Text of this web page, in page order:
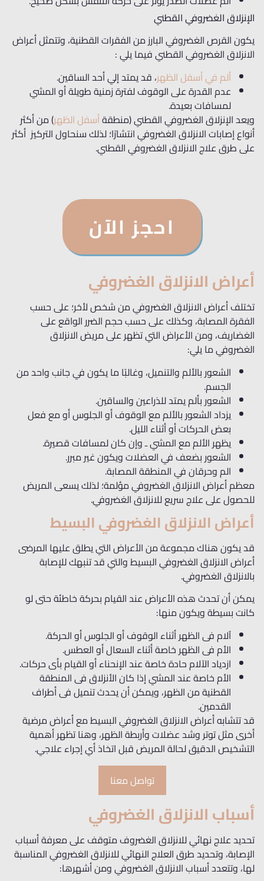
الإنزلاق الغضروفي القطني
يكون القرص الغضروفي البارز من الفقرات القطنية، وتتمثل أعراض
الانزلاق الغضروفي القطني فيما يلي :
ألم في أسفل الظهر، قد يمتد إلي أحد الساقين.
عدم القدرة على الوقوف لفترة زمنية طويلة أو المشي
لمسافات بعيدة.
ويعد الإنزلاق الغضروفي القطني (منطقةأسفل الظهر) من أكثر
أنواع إصابات الانزلاق الغضروفي انتشارًا؛ لذلك سنحاول التركيز أكثر
على طرق علاج الانزلاق الغضروفي القطني.
احجز الآن
أعراض الانزلاق الغضروفي
تختلف أعراض الانزلاق الغضروفي من شخص لأخر؛ على حسب
الفقرة المصابة، وكذلك على حسب حجم الضرر الواقع على
الغضاريف، ومن الأعراض التي تظهر على مريض الانزلاق
الغضروفي ما يلي:
الشعور بالألم والتنميل، وغالبًا ما يكون في جانب واحد من
الجسم.
الشعور بألم يمتد للذراعين والساقين.
يزداد الشعور بالألم مع الوقوف أو الجلوس أو مع فعل
بعض الحركات أو أثناء الليل.
يظهر الألم مع المشي ـ وإن كان لمسافات قصيرة.
الشعور بضعف في العضلات ويكون غير مبرر.
الم وحرقان في المنطقة المصابة.
معظم أعراض الانزلاق الغضروفي مؤلمة؛ لذلك يسعى المريض
للحصول على علاج سريع للانزلاق الغضروفي.
أعراض الانزلاق الغضروفي البسيط
قد يكون هناك مجموعة من الأعراض التي يطلق عليها المرضى
أعراض الانزلاق الغضروفي البسيط والتي قد تنبهك للإصابة
بالانزلاق الغضروفي.
يمكن أن تحدث هذه الأعراض عند القيام بحركة خاطئة حتى لو
كانت بسيطة ويكون منها:
آلام فى الظهر أثناء الوقوف أو الجلوس أو الحركة.
الأم فى الظهر خاصة أثناء السعال أو العطس.
ازدياد الآلام حادة خاصة عند الإنحناء أو القيام بأى حركات.
الأم خاصة عند المشي إذا كان الأنزلاق فى المنطقة
القطنية من الظهر، ويمكن أن يحدث تنميل فى أطراف
القدمين.
قد تتشابه أعراض الانزلاق الغضروفي البسيط مع أعراض مرضية
أخرى مثل توتر وشد عضلات وأربطة الظهر، وهنا تظهر أهمية
التشخيص الدقيق لحالة المريض قبل اتخاذ أي إجراء علاجي.
تواصل معنا
أسباب الانزلاق الغضروفي
تحديد علاج نهائي للانزلاق الغضروف متوقف على معرفة أسباب
الإصابة، وتحديد طرق العلاج النهائي للانزلاق الغضروفي المناسبة
لها، وتتعدد أسباب الانزلاق الغضروفي ومن أشهرها: